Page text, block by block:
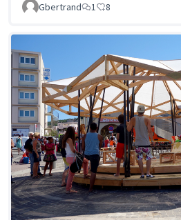
Gbertrand 1 8